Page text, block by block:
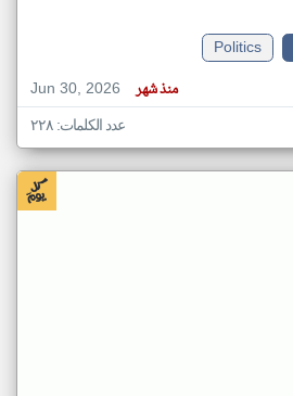
Politics
Jun 30, 2026
منذ شهر
عدد الكلمات: ٢٢٨